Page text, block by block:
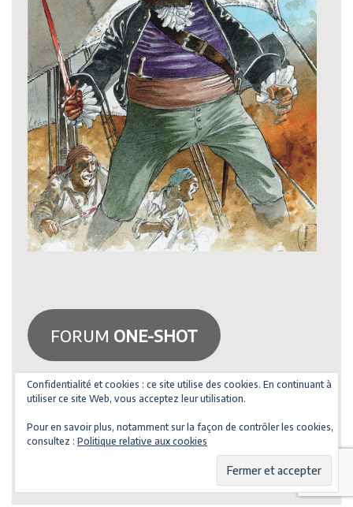
FORUM ONE-SHOT
Confidentialité et cookies : ce site utilise des cookies. En continuant à
utiliser ce site Web, vous acceptez leur utilisation.
Pour en savoir plus, notamment sur la façon de contrôler les cookies,
consultez : Politique relative aux cookies